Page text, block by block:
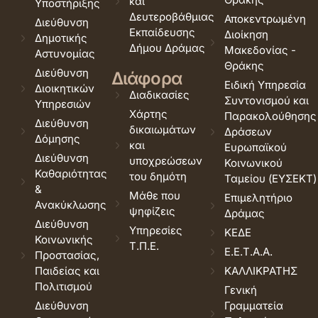
Υποστήριξης
Διεύθυνση
Δημοτικής
Αστυνομίας
Διεύθυνση
Διοικητικών
Υπηρεσιών
Διεύθυνση
Δόμησης
Διεύθυνση
Καθαριότητας
&
Ανακύκλωσης
Διεύθυνση
Κοινωνικής
Προστασίας,
Παιδείας και
Πολιτισμού
Διεύθυνση
Δευτεροβάθμιας
Εκπαίδευσης
Δήμου Δράμας
Διάφορα
Διαδικασίες
Χάρτης
δικαιωμάτων
και
υποχρεώσεων
του δημότη
Μάθε που
ψηφίζεις
Υπηρεσίες
Τ.Π.Ε.
Αποκεντρωμένη
Διοίκηση
Μακεδονίας -
Θράκης
Ειδική Υπηρεσία
Συντονισμού και
Παρακολούθησης
Δράσεων
Ευρωπαϊκού
Κοινωνικού
Ταμείου (ΕΥΣΕΚΤ)
Επιμελητήριο
Δράμας
ΚΕΔΕ
Ε.Ε.Τ.Α.Α.
ΚΑΛΛΙΚΡΑΤΗΣ
Γενική
Γραμματεία